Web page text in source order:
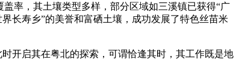
率，其土壤类型多样，部分区域如三溪镇已获得“广
长寿乡”的美誉和富硒土壤，成功发展了特色丝苗米
开启其在粤北的探索，可谓恰逢其时，其工作既是地